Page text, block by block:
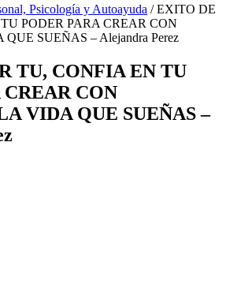
Psicología y Autoayuda / EXITO DE
PODER PARA CREAR CON
SUEÑAS – Alejandra Perez
TU, CONFIA EN TU
CREAR CON
VIDA QUE SUEÑAS –